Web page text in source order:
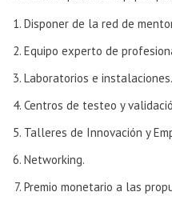
Disponer de la red de
Equipo experto de
Laboratorios e instalaciones.
Centros de testeo y
Talleres de Innovación y
Networking.
Premio monetario a las